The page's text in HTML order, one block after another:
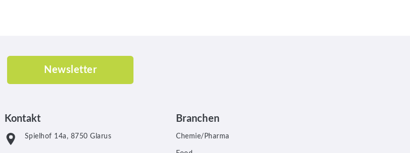
Newsletter
Kontakt
Spielhof 14a, 8750 Glarus
Branchen
Chemie/Pharma